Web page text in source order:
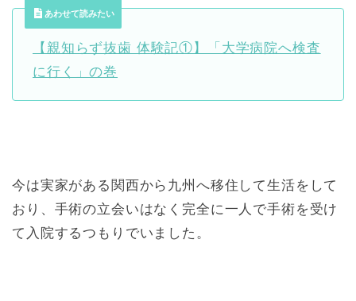
あわせて読みたい
【親知らず抜歯 体験記①】「大学病院へ検査
に行く」の巻
今は実家がある関西から九州へ移住して生活をして
おり、手術の立会いはなく完全に一人で手術を受け
て入院するつもりでいました。